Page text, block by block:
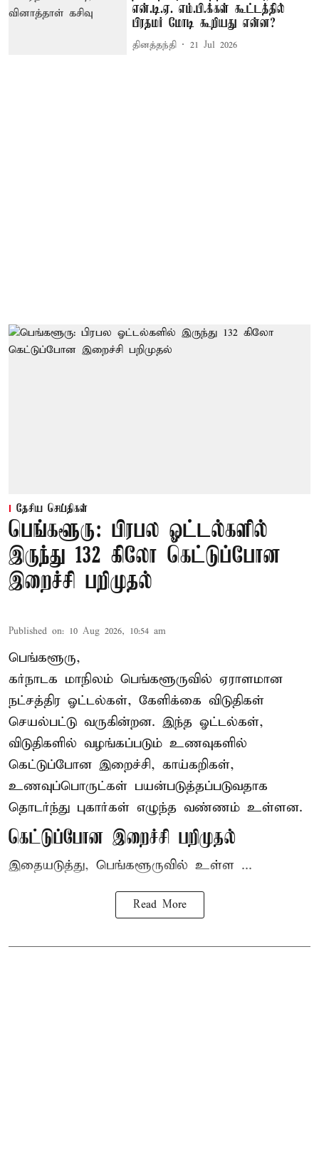
என்.டி.ஏ. எம்.பி.க்கள் கூட்டத்தில்
பிரதமர் மோடி கூறியது என்ன?
தினத்தந்தி 21 Jul 2026
தேசிய செய்திகள்
பெங்களூரு: பிரபல ஓட்டல்களில்
இருந்து 132 கிலோ கெட்டுப்போன
இறைச்சி பறிமுதல்
Published on: 10 Aug 2026, 10:54 am
பெங்களூரு,
கர்நாடக மாநிலம் பெங்களூருவில் ஏராளமான
நட்சத்திர ஓட்டல்கள், கேளிக்கை விடுதிகள்
செயல்பட்டு வருகின்றன. இந்த ஓட்டல்கள்,
விடுதிகளில் வழங்கப்படும் உணவுகளில்
கெட்டுப்போன இறைச்சி, காய்கறிகள்,
உணவுப்பொருட்கள் பயன்படுத்தப்படுவதாக
தொடர்ந்து புகார்கள் எழுந்த வண்ணம் உள்ளன.
கெட்டுப்போன இறைச்சி பறிமுதல்
இதையடுத்து, பெங்களூருவில் உள்ள ...
Read More